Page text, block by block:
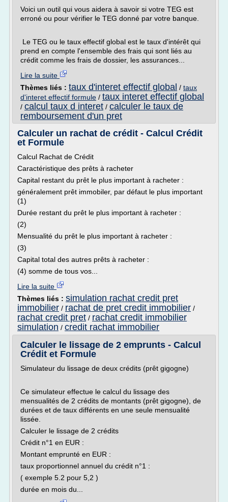
Voici un outil qui vous aidera à savoir si votre TEG est
erroné ou pour vérifier le TEG donné par votre banque.
Le TEG ou le taux effectif global est le taux d'intérêt qui
prend en compte l'ensemble des frais qui sont liés au
crédit comme les frais de dossier, les assurances...
Lire la suite
Thèmes liés : taux d'interet effectif global / taux
d'interet effectif formule / taux interet effectif global
/ calcul taux d interet / calculer le taux de
remboursement d'un pret
Calculer un rachat de crédit - Calcul Crédit
et Formule
Calcul Rachat de Crédit
Caractéristique des prêts à racheter
Capital restant du prêt le plus important à racheter :
généralement prêt immobiler, par défaut le plus important
(1)
Durée restant du prêt le plus important à racheter :
(2)
Mensualité du prêt le plus important à racheter :
(3)
Capital total des autres prêts à racheter :
(4) somme de tous vos...
Lire la suite
Thèmes liés : simulation rachat credit pret
immobilier / rachat de pret credit immobilier /
rachat credit pret / rachat credit immobilier
simulation / credit rachat immobilier
Calculer le lissage de 2 emprunts - Calcul
Crédit et Formule
Simulateur du lissage de deux crédits (prêt gigogne)
Ce simulateur effectue le calcul du lissage des
mensualités de 2 crédits de montants (prêt gigogne), de
durées et de taux différents en une seule mensualité
lissée.
Calculer le lissage de 2 crédits
Crédit n°1 en EUR :
Montant emprunté en EUR :
taux proportionnel annuel du crédit n°1 :
( exemple 5.2 pour 5,2 )
durée en mois du...